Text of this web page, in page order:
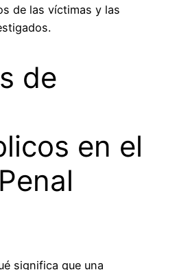
de las víctimas y las
de
en el
significa que una